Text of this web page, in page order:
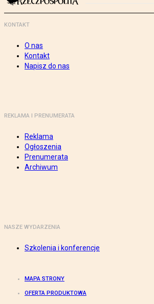
KONTAKT
O nas
Kontakt
Napisz do nas
REKLAMA I PRENUMERATA
Reklama
Ogłoszenia
Prenumerata
Archiwum
NASZE WYDARZENIA
Szkolenia i konferencje
MAPA STRONY
OFERTA PRODUKTOWA